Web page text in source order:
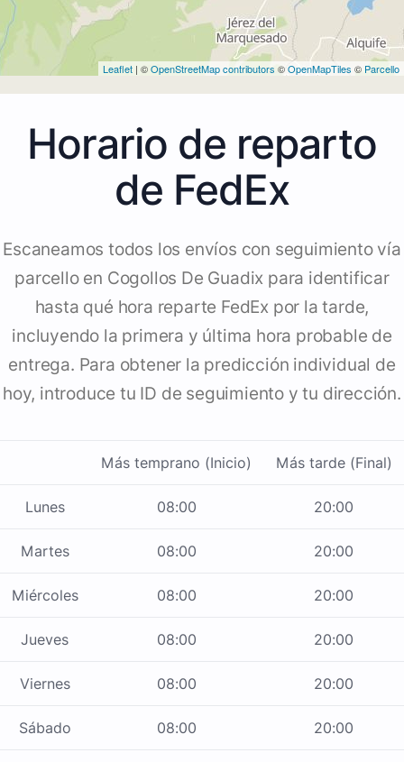
Leaflet | ©OpenStreetMap contributors ©OpenMapTiles © Parcello
Horario de reparto
de FedEx
Escaneamos todos los envíos con seguimiento vía
parcello en Cogollos De Guadix para identificar
hasta qué hora reparte FedEx por la tarde,
incluyendo la primera y última hora probable de
entrega. Para obtener la predicción individual de
hoy, introduce tu ID de seguimiento y tu dirección.
Más temprano (Inicio) Más tarde (Final)
Lunes 08:00 20:00
Martes 08:00 20:00
Miércoles 08:00 20:00
Jueves 08:00 20:00
Viernes 08:00 20:00
Sábado 08:00 20:00